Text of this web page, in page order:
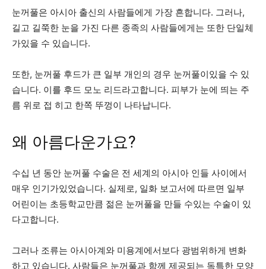
눈꺼풀은 아시아 출신의 사람들에게 가장 흔합니다. 그러나,
길고 길쭉한 눈을 가진 다른 종족의 사람들에게는 또한 단일체
가있을 수 있습니다.
또한, 눈꺼풀 후드가 큰 일부 개인의 경우 눈꺼풀이있을 수 있
습니다. 이를 후드 모노 리드라고합니다. 피부가 눈에 띄는 주
름 위로 접 히고 한쪽 뚜껑이 나타납니다.
왜 아름다운가요?
수십 년 동안 눈꺼풀 수술은 전 세계의 아시아 인들 사이에서
매우 인기가있었습니다. 실제로, 일화 보고서에 따르면 일부
어린이는 초등학교만큼 젊은 눈꺼풀을 만들 수있는 수술이 있
다고합니다.
그러나 조류는 아시아계와 미용계에서보다 광범위하게 변화
하고 있습니다. 사람들은 눈꺼풀과 함께 제공되는 독특한 모양